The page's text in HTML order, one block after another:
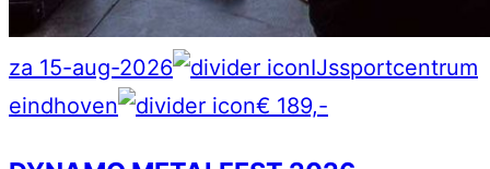
za 15-aug-2026
IJssportcentrum
eindhoven
€ 189,-